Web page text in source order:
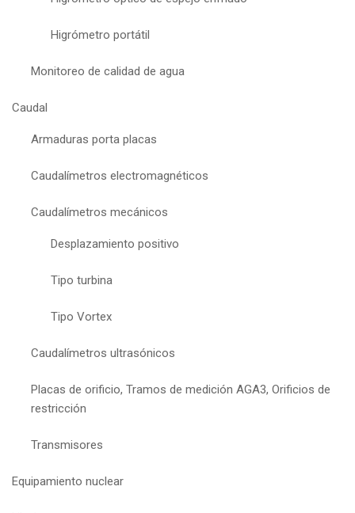
Higrómetro portátil
Monitoreo de calidad de agua
Caudal
Armaduras porta placas
Caudalímetros electromagnéticos
Caudalímetros mecánicos
Desplazamiento positivo
Tipo turbina
Tipo Vortex
Caudalímetros ultrasónicos
Placas de orificio, Tramos de medición AGA3, Orificios de
restricción
Transmisores
Equipamiento nuclear